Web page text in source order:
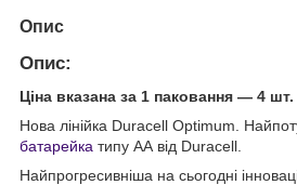
Опис
Опис:
Ціна вказана за 1 паковання — 4 шт.
Нова лінійка Duracell Optimum.
батарейка типу АА від Duracell.
Найпрогресивніша на сьогодні